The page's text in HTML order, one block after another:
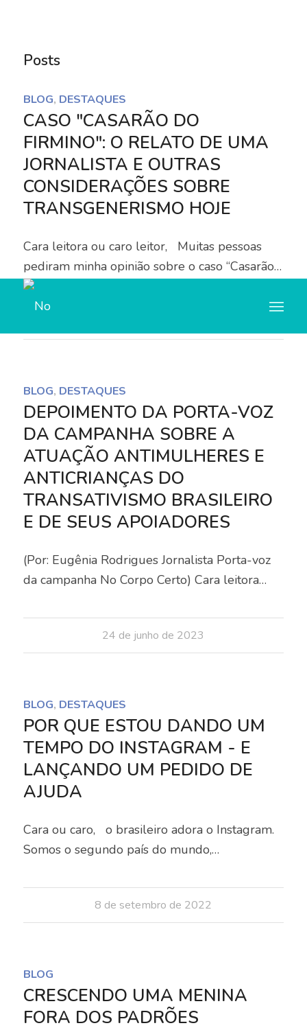
/home/u445684347/domains/nocorpocerto.net/
template-builder/php/asset-manager.class.php
789
Notice: Trying to access array offset on value of type
null in
/home/u445684347/domains/nocorpocerto.net/
template-builder/php/asset-manager.class.php
789
Posts
BLOG, DESTAQUES
CASO "CASARÃO DO
FIRMINO": O RELATO DE UMA
JORNALISTA E OUTRAS
CONSIDERAÇÕES SOBRE
TRANSGENERISMO HOJE
Cara leitora ou caro leitor, Muitas pessoas
pediram minha opinião sobre o caso “Casarão…
BLOG, DESTAQUES
DEPOIMENTO DA PORTA-VOZ
DA CAMPANHA SOBRE A
ATUAÇÃO ANTIMULHERES E
ANTICRIANÇAS DO
TRANSATIVISMO BRASILEIRO
E DE SEUS APOIADORES
(Por: Eugênia Rodrigues Jornalista Porta-voz
da campanha No Corpo Certo) Cara leitora…
24 de junho de 2023
BLOG, DESTAQUES
POR QUE ESTOU DANDO UM
TEMPO DO INSTAGRAM - E
LANÇANDO UM PEDIDO DE
AJUDA
Cara ou caro, o brasileiro adora o Instagram.
Somos o segundo país do mundo,…
8 de setembro de 2022
BLOG
CRESCENDO UMA MENINA
FORA DOS PADRÕES